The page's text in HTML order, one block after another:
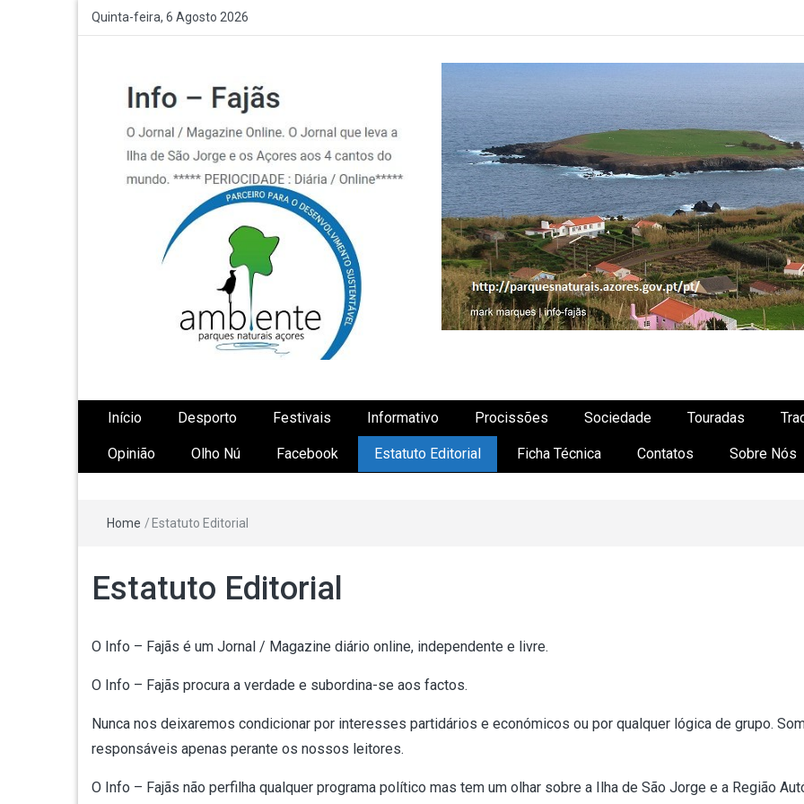
Quinta-feira, 6 Agosto 2026
Início Desporto Festivais Informativo Procissões Sociedade Touradas
Opinião Olho Nú Facebook Estatuto Editorial Ficha Técnica Contatos Sobre Nós
Home / Estatuto Editorial
Estatuto Editorial
O Info – Fajãs é um Jornal / Magazine diário online, independente e livre.
O Info – Fajãs procura a verdade e subordina-se aos factos.
Nunca nos deixaremos condicionar por interesses partidários e económicos ou por qualquer lógica de grupo.
responsáveis apenas perante os nossos leitores.
O Info – Fajãs não perfilha qualquer programa político mas tem um olhar sobre a Ilha de São Jorge e a Região
Solene”– Norte Grande
– Ilha de São Jorge (c/